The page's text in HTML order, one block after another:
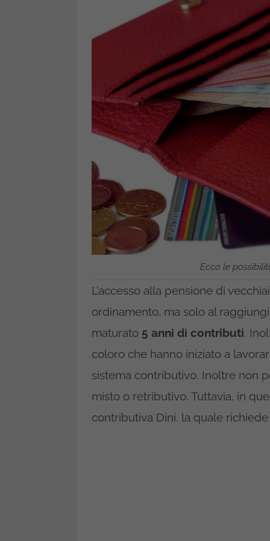
Ecco le
L’accesso alla pensione di
ordinamento, ma solo al
maturato 5 anni di contributi.
coloro che hanno iniziato a
sistema contributivo. Inoltre non
misto o retributivo. Tuttavia, in
contributiva Dini, la quale